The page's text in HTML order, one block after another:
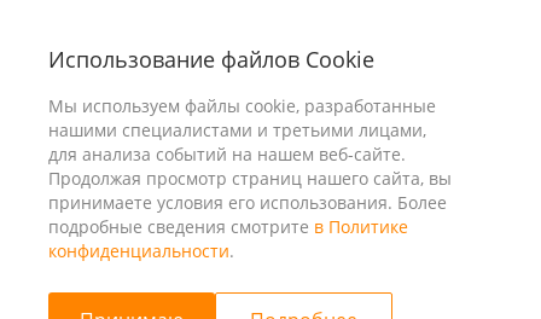
Использование файлов Cookie
Мы используем файлы cookie, разработанные
нашими специалистами и третьими лицами,
для анализа событий на нашем веб-сайте.
Продолжая просмотр страниц нашего сайта, вы
принимаете условия его использования. Более
подробные сведения смотрите в Политике
конфиденциальности.